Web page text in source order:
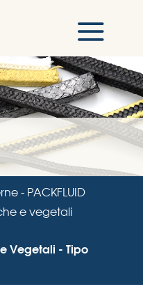
- PACKFLUID
e vegetali
Vegetali - Tipo